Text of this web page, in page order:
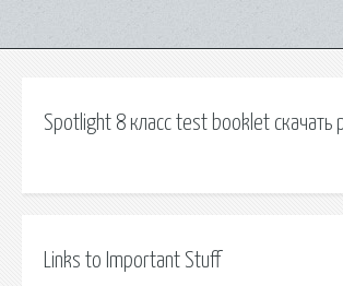
Spotlight 8 класс test booklet скачать
Links to Important Stuff